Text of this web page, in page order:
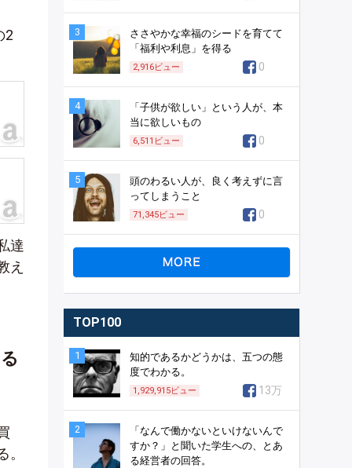
2
達
え
3
ささやかな幸福のシードを育てて
「福利や利息」を得る
2,916ビュー 0
4
「子供が欲しい」という人が、本
当に欲しいもの
6,511 ビュー 0
5
頭のわるい人が、良く考えずに言
ってしまうこと
71,345ビュー 0
TOP100
1
知的であるかどうかは、五つの態
度でわかる。
1,929,915ビュー 13万
2
「なんで働かないといけないんで
すか？」と聞いた学生への、とあ
る経営者の回答。